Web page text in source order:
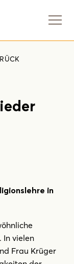
in
In vielen
Frau Krüger